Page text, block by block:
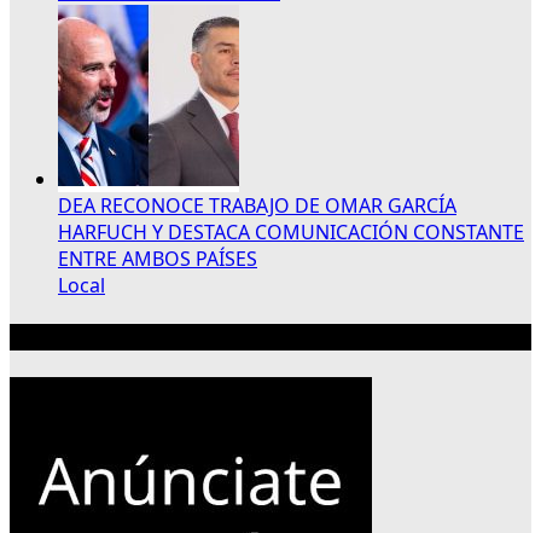
DEA RECONOCE TRABAJO DE OMAR GARCÍA
HARFUCH Y DESTACA COMUNICACIÓN CONSTANTE
ENTRE AMBOS PAÍSES
Local